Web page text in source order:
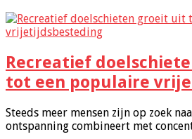
Recreatief
tot een populaire
Steeds meer mensen zijn op zoek
ontspanning combineert met